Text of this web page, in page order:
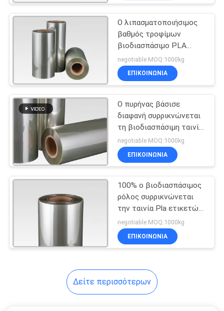
Η PET
συρρικνώνεται την
ταινία
ετικέτες
μπουκαλιών ποτών
PLA συρρικνώνεται
Ο λιπασματοποιήσιμος
βαθμός τροφίμων
βιοδιασπάσιμο PLA
συρρικνώνεται την
ταινία για τη συσκευασία
τροφίμων
negotiable MOQ:1000kg
ΕΠΙΚΟΙΝΩΝΙΑ
Ο πυρήνας βάσισε
διαφανή συρρικνώνεται
τη βιοδιασπάσιμη ταινία
PLA Eco
περικαλυμμάτων -
φιλικό
negotiable MOQ:1000kg
ΕΠΙΚΟΙΝΩΝΙΑ
100% ο βιοδιασπάσιμος
ρόλος συρρικνώνεται
την ταινία Pla ετικετών
μανικιών με τη μαλακή
σκληρότητα
negotiable MOQ:1000kg
ΕΠΙΚΟΙΝΩΝΙΑ
Δείτε περισσότερων